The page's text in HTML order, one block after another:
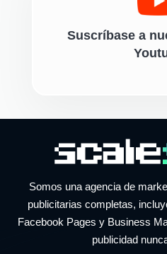
Suscríbase a
Somos una agencia de
publicitarias completas,
Facebook Pages y Business
publicidad